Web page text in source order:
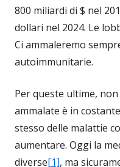
800 miliardi di $ nel
dollari nel 2024. Le
Ci ammaleremo
autoimmunitarie.
Per queste ultime,
ammalate è in
stesso delle malattie
aumentare. Oggi la
diverse[1], ma